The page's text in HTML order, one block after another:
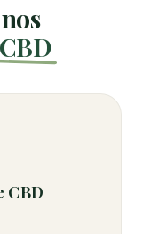
CBD